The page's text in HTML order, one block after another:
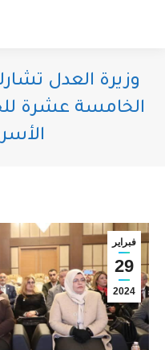
وزيرة العدل
الخامسة عشرة
فبراير
29
2024